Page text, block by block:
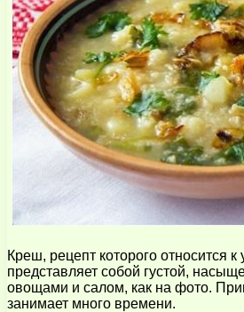
Креш, рецепт которого относится к
представляет собой густой,
овощами и салом, как на фото.
занимает много времени.